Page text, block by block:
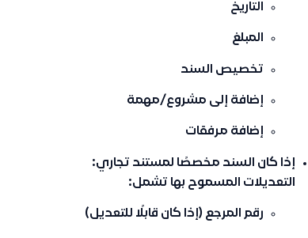
التاريخ
المبلغ
تخصيص السند
إضافة إلى مشروع/مهمة
إضافة مرفقات
إذا كان السند مخصصًا لمستند تجاري:
التعديلات المسموح بها تشمل:
رقم المرجع (إذا كان قابلًا للتعديل)